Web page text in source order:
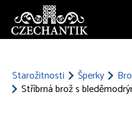
Starožitnosti Šperky
Stříbrná brož s